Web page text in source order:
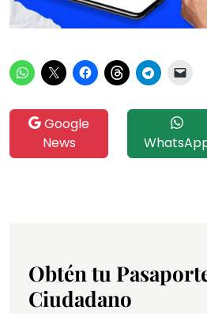
Google
News
Obtén tu
Ciudadano